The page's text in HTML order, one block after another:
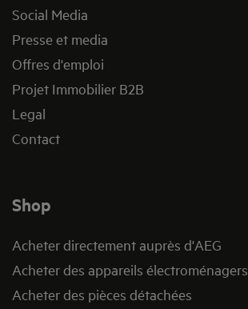
Social Media
Presse et media
Offres d'emploi
Projet Immobilier B2B
Legal
Contact
Shop
Acheter directement auprès d'AEG
Acheter des appareils électroménagers
Acheter des pièces détachées